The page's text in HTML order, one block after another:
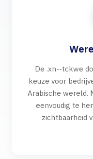
De .xn--tckwe
keuze voor
Arabische wereld.
eenvoudig te
zichtbaarheid